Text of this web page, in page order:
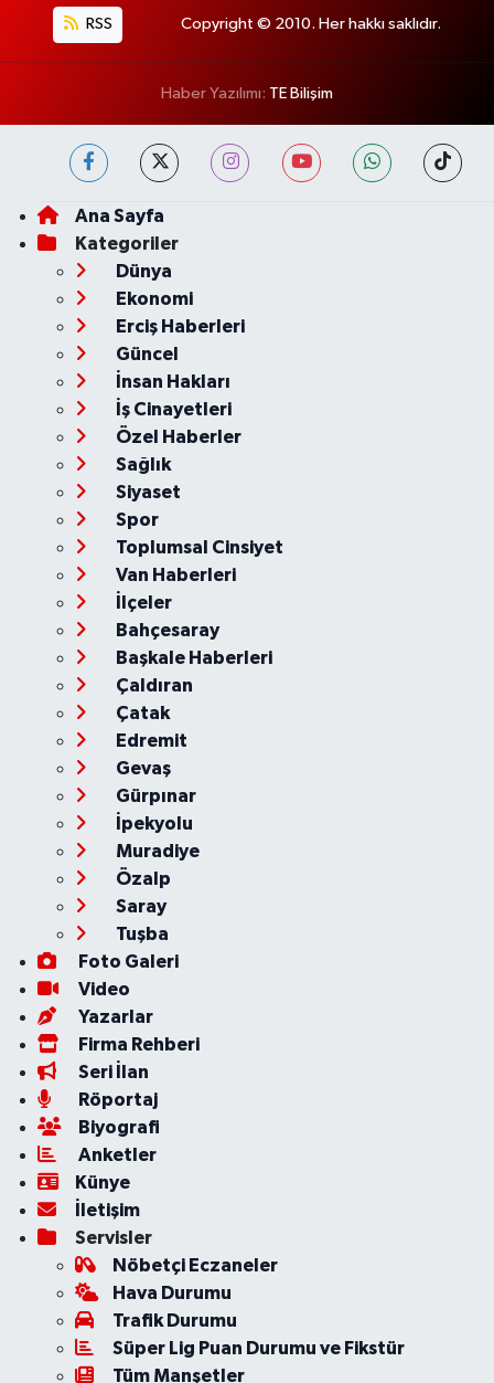
RSS Copyright © 2010. Her hakkı saklıdır.
Haber Yazılımı: TE Bilişim
Ana Sayfa
Kategoriler
Dünya
Ekonomi
Erciş Haberleri
Güncel
İnsan Hakları
İş Cinayetleri
Özel Haberler
Sağlık
Siyaset
Spor
Toplumsal Cinsiyet
Van Haberleri
İlçeler
Bahçesaray
Başkale Haberleri
Çaldıran
Çatak
Edremit
Gevaş
Gürpınar
İpekyolu
Muradiye
Özalp
Saray
Tuşba
Foto Galeri
Video
Yazarlar
Firma Rehberi
Seri İlan
Röportaj
Biyografi
Anketler
Künye
İletişim
Servisler
Nöbetçi Eczaneler
Hava Durumu
Trafik Durumu
Süper Lig Puan Durumu ve Fikstür
Tüm Manşetler